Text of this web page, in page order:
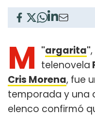
"
M argarita"
telenovela
Cris Morena, fue
temporada y una
elenco confirmó